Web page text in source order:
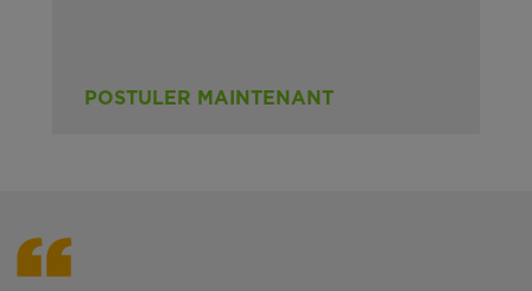
POSTULER MAINTENANT